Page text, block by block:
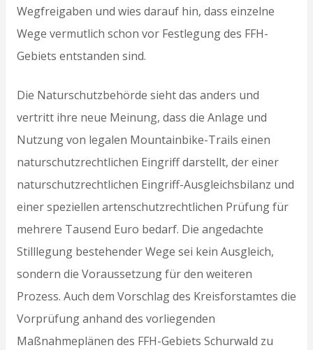
Wegfreigaben und wies darauf hin, dass einzelne
Wege vermutlich schon vor Festlegung des FFH-
Gebiets entstanden sind.
Die Naturschutzbehörde sieht das anders und
vertritt ihre neue Meinung, dass die Anlage und
Nutzung von legalen Mountainbike-Trails einen
naturschutzrechtlichen Eingriff darstellt, der einer
naturschutzrechtlichen Eingriff-Ausgleichsbilanz und
einer speziellen artenschutzrechtlichen Prüfung für
mehrere Tausend Euro bedarf. Die angedachte
Stilllegung bestehender Wege sei kein Ausgleich,
sondern die Voraussetzung für den weiteren
Prozess. Auch dem Vorschlag des Kreisforstamtes die
Vorprüfung anhand des vorliegenden
Maßnahmeplänen des FFH-Gebiets Schurwald zu